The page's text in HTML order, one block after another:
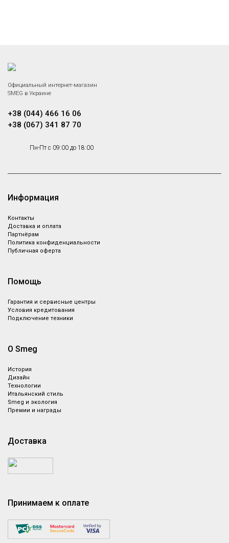
Официальный интернет-магазин
SMEG в Украине
+38 (044) 466 16 06
+38 (067) 341 87 70
Пн-Пт с 09:00 до 18:00
Информация
Контакты
Доставка и оплата
Партнёрам
Политика конфиденциальности
Публичная оферта
Помощь
Гарантия и сервисные центры
Условия кредитования
Подключение техники
О Smeg
История
Дизайн
Технологии
Итальянский стиль
Smeg и экология
Премии и награды
Доставка
Принимаем к оплате